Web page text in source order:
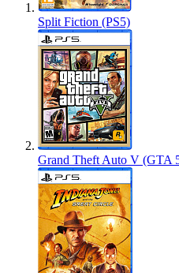
Split Fiction (PS5)
Grand Theft Auto V (GTA